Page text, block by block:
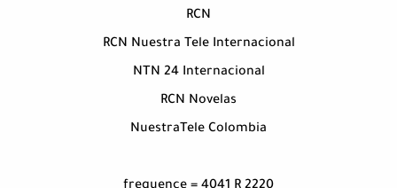
RCN
RCN Nuestra Tele Internacional
NTN 24 Internacional
RCN Novelas
NuestraTele Colombia